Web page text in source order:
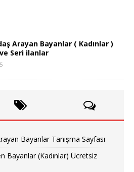
Arayan Bayanlar ( Kadınlar )
Seri ilanlar
Bayanlar Tanışma Sayfası
Bayanlar (Kadınlar) Ücretsiz